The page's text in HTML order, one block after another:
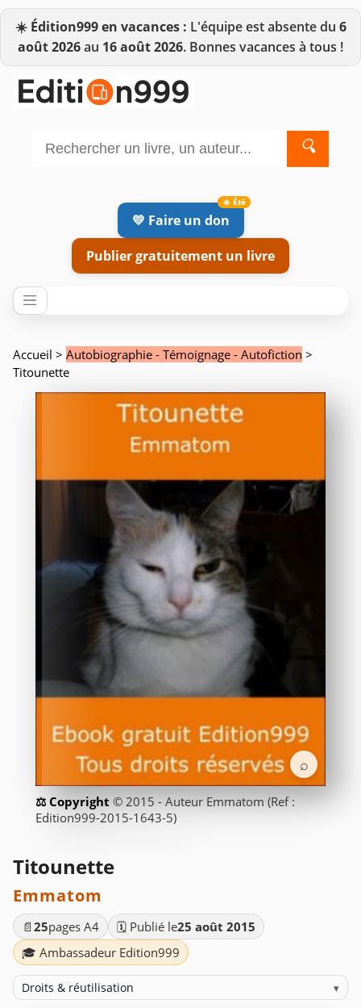
☀️ Édition999 en vacances : L'équipe est absente du 6
août 2026au 16 août 2026. Bonnes vacances à tous !
🔍
💛 Faire un don
Publier gratuitement un livre
Accueil > Autobiographie - Témoignage - Autofiction >
Titounette
⌕
© 2015 - Auteur Emmatom (Ref :
Edition999-2015-1643-5)
Titounette
Emmatom
📄 25pages A4 🗓️ Publié le25 août 2015
🎓 Ambassadeur Edition999
Droits & réutilisation ▾